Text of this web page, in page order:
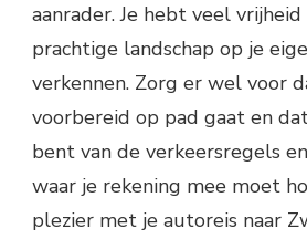
aanrader. Je hebt veel
prachtige landschap op je
verkennen. Zorg er wel voor
voorbereid op pad gaat en
bent van de verkeersregels
waar je rekening mee moet
plezier met je autoreis naar